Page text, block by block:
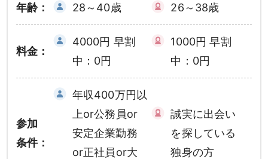
年齢： 28～40歳 26～38歳
料金：
4000円 早割
中：0円
1000円 早割
中：0円
参加
条件：
年収400万円以
上or公務員or
安定企業勤務
or正社員or大
誠実に出会い
を探している
独身の方